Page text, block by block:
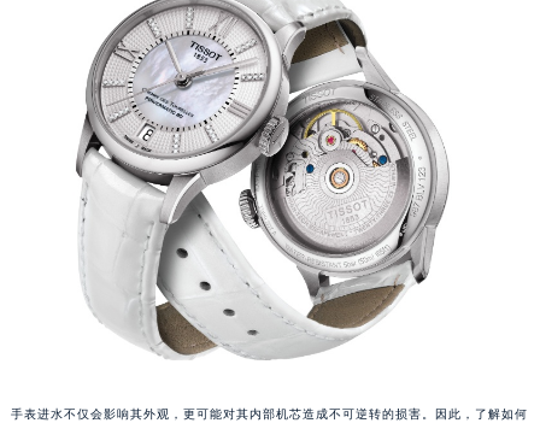
手表进水不仅会影响其外观，更可能对其内部机芯造成不可逆转的损害。因此，了解如何